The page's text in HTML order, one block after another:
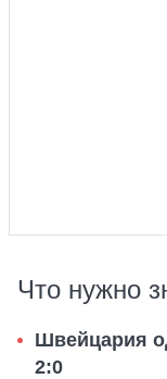
Что нужно
Швейцария
2:0